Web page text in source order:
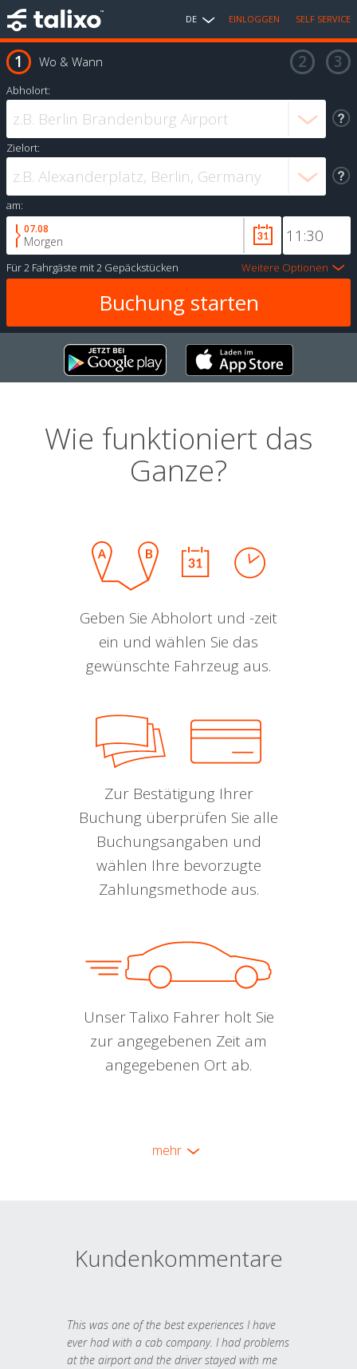
DE EINLOGGEN SELF SERVICE
Wo & Wann
Abholort:
Zielort:
am:
07.08
Morgen
Für2 Fahrgäste mit2 Gepäckstücken Weitere Optionen
Wie funktioniert das
Ganze?
Geben Sie Abholort und -zeit
ein und wählen Sie das
gewünschte Fahrzeug aus.
Zur Bestätigung Ihrer
Buchung überprüfen Sie alle
Buchungsangaben und
wählen Ihre bevorzugte
Zahlungsmethode aus.
Unser Talixo Fahrer holt Sie
zur angegebenen Zeit am
angegebenen Ort ab.
mehr
Kundenkommentare
This was one of the best experiences I have
ever had with a cab company. I had problems
at the airport and the driver stayed with me